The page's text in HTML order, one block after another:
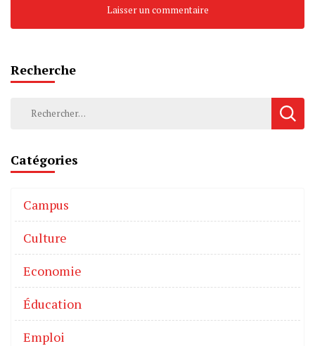
Recherche
Catégories
Campus
Culture
Economie
Éducation
Emploi